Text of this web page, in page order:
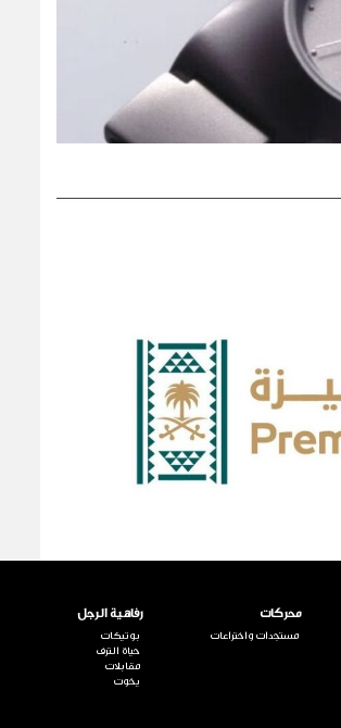
محركات
مستجدات واختراعات
رفاهية الرجل
بوتيكات
حياة الترف
مقابلات
يخوت